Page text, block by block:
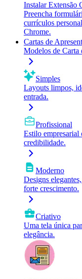
Instalar Extensão
Preencha
currículos
Chrome.
Cartas de
Modelos de Carta
Simples
Layouts limpos,
entrada.
Profissional
Estilo empresarial
credibilidade.
Moderno
Designs
forte crescimento.
Criativo
Uma tela única
elegância.